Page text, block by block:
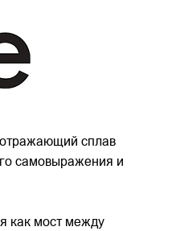
сплав
самовыражения и
как мост между